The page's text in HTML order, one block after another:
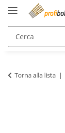
Torna alla lista